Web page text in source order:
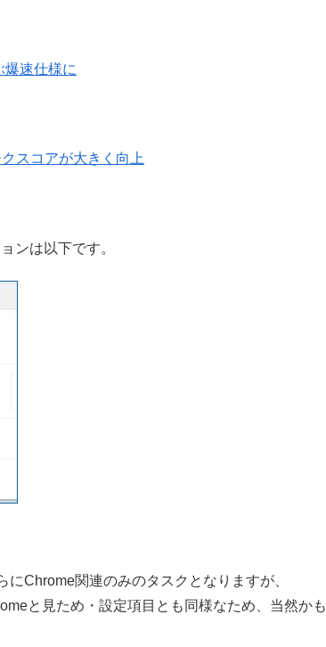
速仕様に
スコアが大きく向上
ンは以下です。
Chrome関連のみのタスクとなりますが、
と見ため・設定項目とも同様なため、当然かも